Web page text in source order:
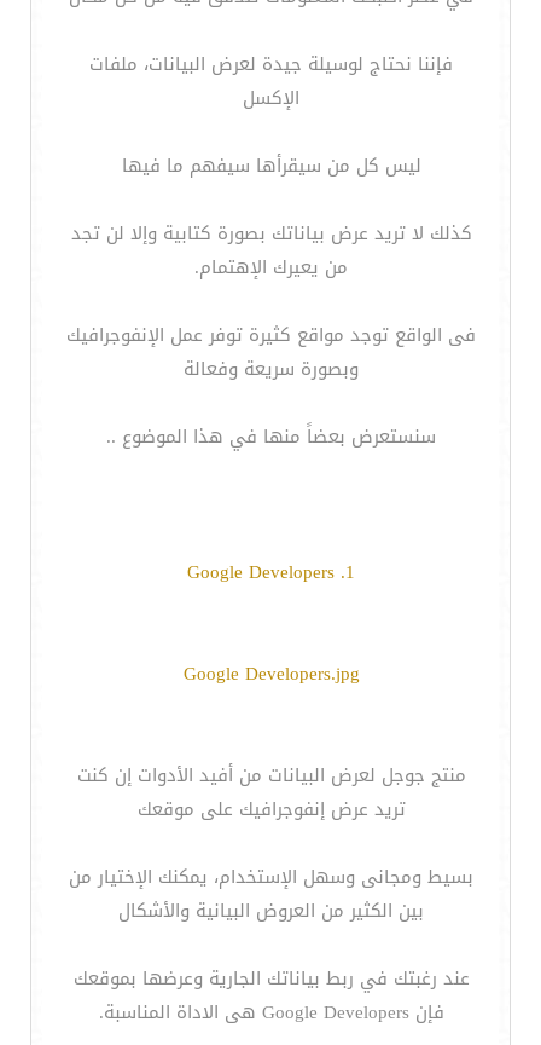
فإننا نحتاج لوسيلة جيدة لعرض البيانات، ملفات
الإكسل
ليس كل من سيقرأها سيفهم ما فيها
كذلك لا تريد عرض بياناتك بصورة كتابية وإلا لن تجد
من يعيرك الإهتمام.
فى الواقع توجد مواقع كثيرة توفر عمل الإنفوجرافيك
وبصورة سريعة وفعالة
سنستعرض بعضاً منها في هذا الموضوع ..
1. Google Developers
Google Developers.jpg
منتج جوجل لعرض البيانات من أفيد الأدوات إن كنت
تريد عرض إنفوجرافيك على موقعك
بسيط ومجانى وسهل الإستخدام، يمكنك الإختيار من
بين الكثير من العروض البيانية والأشكال
عند رغبتك في ربط بياناتك الجارية وعرضها بموقعك
فإن Google Developers هى الاداة المناسبة.